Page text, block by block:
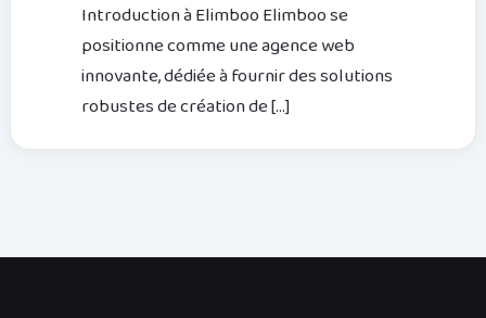
Introduction à Elimboo Elimboo se
positionne comme une agence web
innovante, dédiée à fournir des solutions
robustes de création de […]